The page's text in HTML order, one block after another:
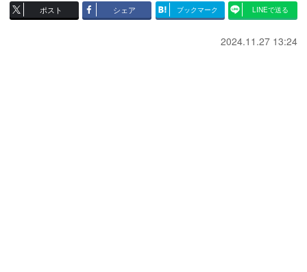
ポスト シェア ブックマーク LINEで送る
2024.11.27 13:24